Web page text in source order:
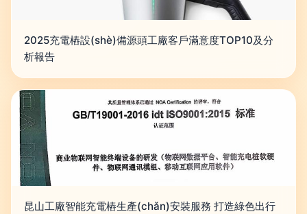
2025充電樁設(shè)備源頭工廠客戶滿意度TOP10及分
析報告
昆山工廠智能充電樁生產(chǎn)安裝服務 打造綠色出行